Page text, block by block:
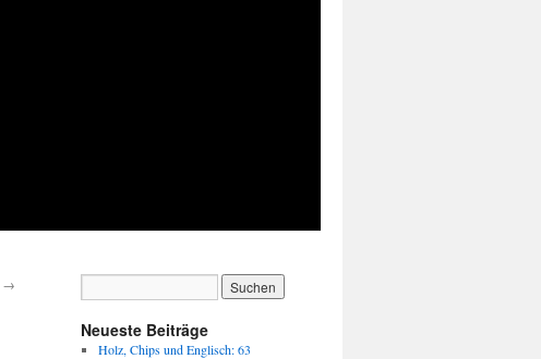
→
Neueste Beiträge
Holz, Chips und Englisch: 63